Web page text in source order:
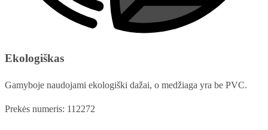
Ekologiškas
Gamyboje naudojami ekologiški dažai, o medžiaga yra be PVC.
Prekės numeris: 112272